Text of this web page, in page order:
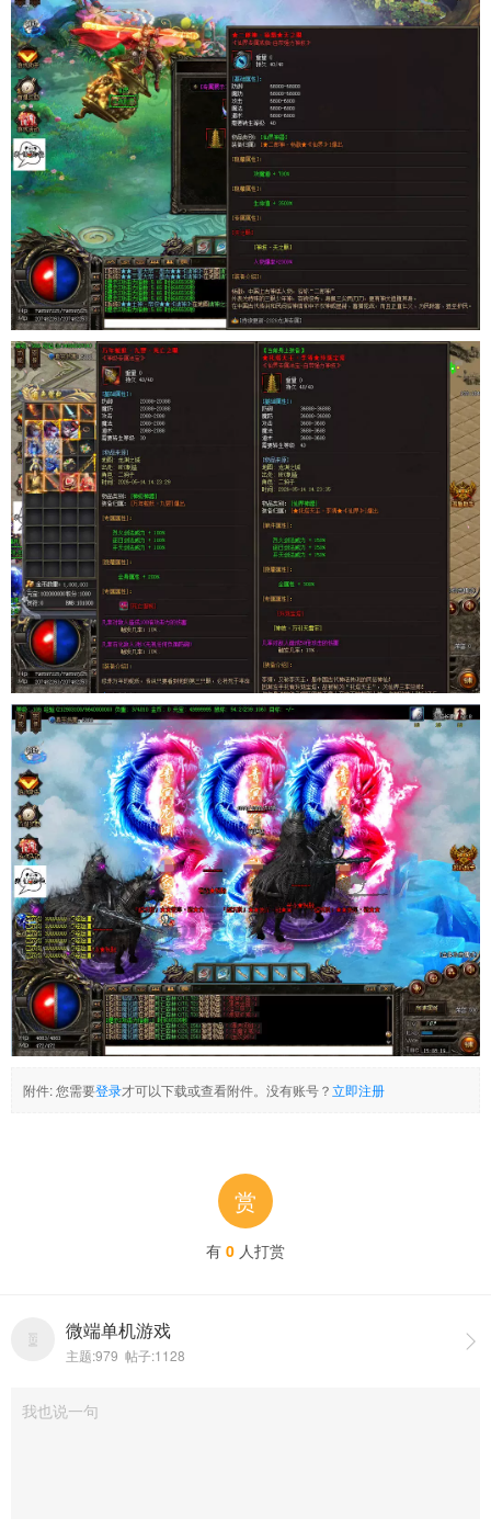
附件:您需要登录才可以下载或查看附件。没有账号？立即注册
赏
有 0 人打赏

微端单机游戏
主题:979 帖子:1128